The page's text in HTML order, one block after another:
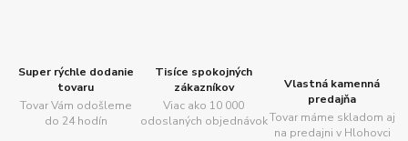
Super rýchle dodanie
tovaru
Tovar Vám odošleme
do 24 hodín
Tisíce spokojných
zákazníkov
Viac ako 10 000
odoslaných objednávok
Vlastná kamenná
predajňa
Tovar máme skladom aj
na predajni v Hlohovci